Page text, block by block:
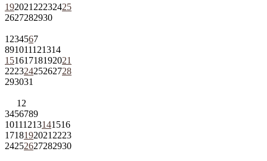
192021 22232425
2627282930
1 234567
891011121314
15161718192021
22232425262728
293031
1 2
3456789
10111213141516
1718192021 2223
24252627282930